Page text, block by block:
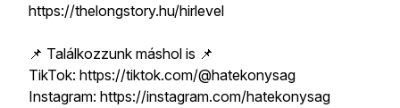
https://thelongstory.hu/hirlevel
📌 Találkozzunk máshol is 📌
TikTok: https://tiktok.com/@hatekonysag
Instagram: https://instagram.com/hatekonysag